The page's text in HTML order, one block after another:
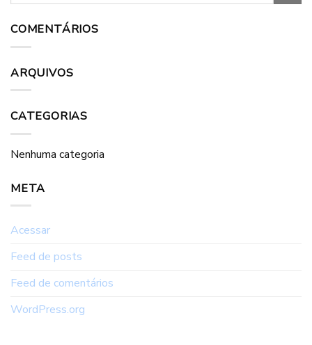
COMENTÁRIOS
ARQUIVOS
CATEGORIAS
Nenhuma categoria
META
Acessar
Feed de posts
Feed de comentários
WordPress.org